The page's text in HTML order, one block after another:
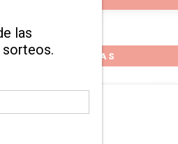
MARCAS
las
sorteos.